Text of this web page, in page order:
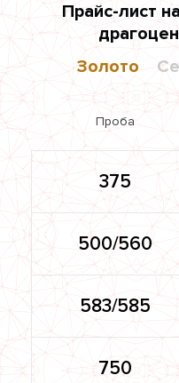
Прайс-лист
Золото
Проба
375
500/560
583/585
750